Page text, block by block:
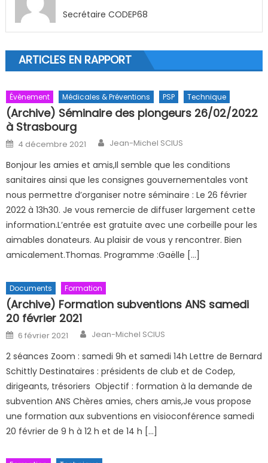
Secrétaire CODEP68
ARTICLES EN RAPPORT
Évènement Médicales & Préventions PSP Technique
(Archive) Séminaire des plongeurs 26/02/2022
à Strasbourg
Posted on
4 décembre 2021 Author
Jean-Michel SCIUS
Bonjour les amies et amis,Il semble que les conditions
sanitaires ainsi que les consignes gouvernementales vont
nous permettre d’organiser notre séminaire : Le 26 février
2022 à 13h30. Je vous remercie de diffuser largement cette
information.L’entrée est gratuite avec une corbeille pour les
aimables donateurs. Au plaisir de vous y rencontrer. Bien
amicalement.Thomas. Programme :Gaëlle […]
Documents Formation
(Archive) Formation subventions ANS samedi
20 février 2021
Posted on
6 février 2021 Author
Jean-Michel SCIUS
2 séances Zoom : samedi 9h et samedi 14h Lettre de Bernard
Schittly Destinataires : présidents de club et de Codep,
dirigeants, trésoriers Objectif : formation à la demande de
subvention ANS Chères amies, chers amis,Je vous propose
une formation aux subventions en visioconférence samedi
20 février de 9 h à 12 h et de 14 h […]